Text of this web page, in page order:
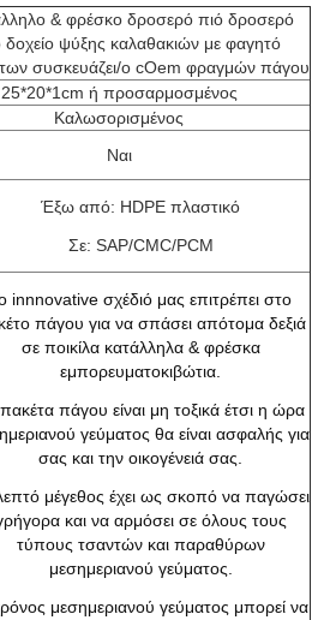
& φρέσκο δροσερό πιό δροσερό
δοχείο ψύξης καλαθακιών με φαγητό
συσκευάζει/ο cOem φραγμών πάγου
25*20*1cm ή προσαρμοσμένος
Καλωσορισμένος
Ναι
Έξω από: HDPE πλαστικό
Σε: SAP/CMC/PCM
innnovative σχέδιό μας επιτρέπει στο
πάγου για να σπάσει απότομα δεξιά
σε ποικίλα κατάλληλα & φρέσκα
εμπορευματοκιβώτια.
πάγου είναι μη τοξικά έτσι η ώρα
γεύματος θα είναι ασφαλής για
σας και την οικογένειά σας.
μέγεθος έχει ως σκοπό να παγώσει
και να αρμόσει σε όλους τους
τύπους τσαντών και παραθύρων
μεσημεριανού γεύματος.
μεσημεριανού γεύματος μπορεί να